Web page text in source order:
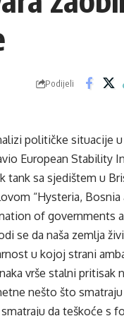
Podijeli
političke situacije
European Stability
tank sa sjedištem u
“Hysteria, Bosnia
of governments
se da naša zemlja
u kojoj strani
vrše stalni pritisak
nešto što
da teškoće s